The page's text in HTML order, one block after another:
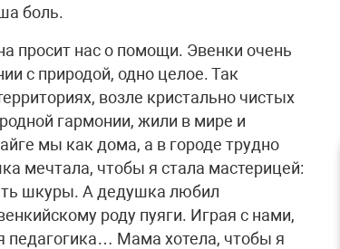
боль.
просит нас о помощи. Эвенки очень
с природой, одно целое. Так
возле кристально чистых
гармонии, жили в мире и
мы как дома, а в городе трудно
мечтала, чтобы я стала мастерицей:
шкуры. А дедушка любил
роду пуяги. Играя с нами,
педагогика… Мама хотела, чтобы я